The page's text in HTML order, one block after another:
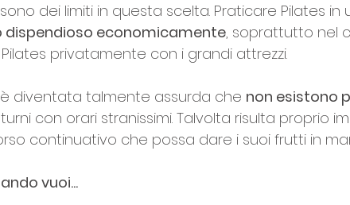
dei limiti in questa scelta. Praticare Pilates in
dispendioso economicamente, soprattutto nel
privatamente con i grandi attrezzi.
diventata talmente assurda che non esistono
con orari stranissimi. Talvolta risulta proprio
continuativo che possa dare i suoi frutti in
vuoi...